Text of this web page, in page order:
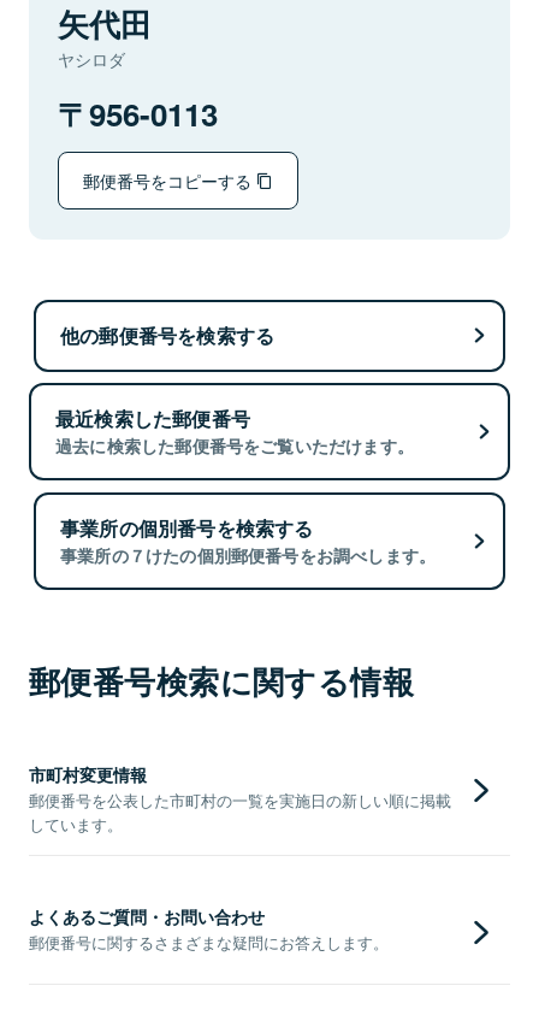
矢代田
ヤシロダ
956-0113
郵便番号をコピーする
他の郵便番号を検索する
最近検索した郵便番号
過去に検索した郵便番号をご覧いただけます。
事業所の個別番号を検索する
事業所の７けたの個別郵便番号をお調べします。
郵便番号検索に関する情報
市町村変更情報
郵便番号を公表した市町村の一覧を実施日の新しい順に掲載
しています。
よくあるご質問・お問い合わせ
郵便番号に関するさまざまな疑問にお答えします。